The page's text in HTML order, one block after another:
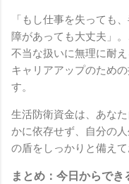
「もし仕事を失っても
障があっても大丈夫」
不当な扱いに無理に耐
キャリアアップのため
す。
生活防衛資金は、あな
かに依存せず、自分の
の盾をしっかりと備えて
まとめ：今日からでき